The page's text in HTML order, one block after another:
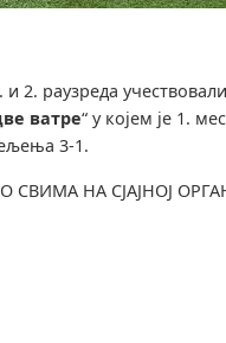
2. раузреда
ватре“ у којем је 1.
3-1.
СВИМА НА СЈАЈНОЈ